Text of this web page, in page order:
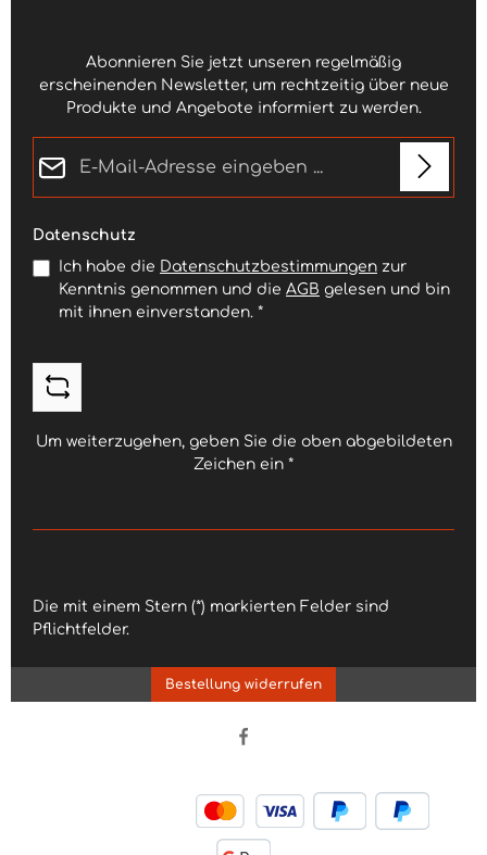
Abonnieren Sie jetzt unseren regelmäßig
erscheinenden Newsletter, um rechtzeitig über neue
Produkte und Angebote informiert zu werden.
Datenschutz
Ich habe die
Datenschutzbestimmungen zur
Kenntnis genommen und die AGB gelesen und bin
mit ihnen einverstanden. *
Um weiterzugehen, geben Sie die oben abgebildeten
Zeichen ein *
Die mit einem Stern (*) markierten Felder sind
Pflichtfelder.
Bestellung widerrufen